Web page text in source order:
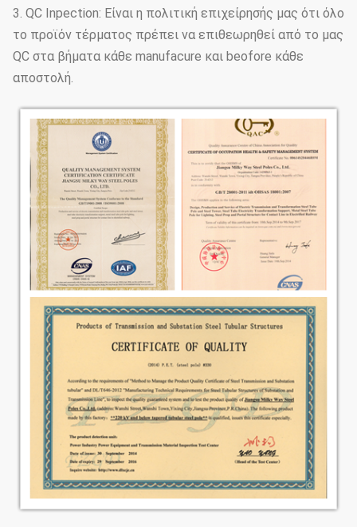
3. QC Inpection: Είναι η πολιτική επιχείρησής μας ότι όλο
το προϊόν τέρματος πρέπει να επιθεωρηθεί από το μας
QC στα βήματα κάθε manufacure και beofore κάθε
αποστολή.